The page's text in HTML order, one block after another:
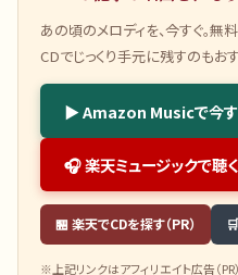
あの頃のメロディを、今すぐ。無
CDでじっくり手元に残すのもおす
▶ Amazon Musicで今すぐ
🎧 楽天ミュージックで聴く
🏪 楽天でCDを探す（PR）
※上記リンクはアフィリエイト広告（PR